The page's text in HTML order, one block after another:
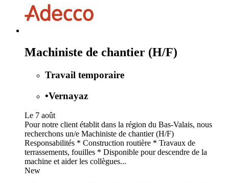
Machiniste de chantier (H/F)
Travail temporaire
•Vernayaz
Le 7 août
Pour notre client établit dans la région du Bas-Valais, nous
recherchons un/e Machiniste de chantier (H/F)
Responsabilités * Construction routière * Travaux de
terrassements, fouilles * Disponible pour descendre de la
machine et aider les collègues...
New